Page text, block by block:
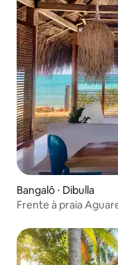
Bangalô ⋅ Dibulla
Frente à praia